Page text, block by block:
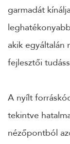
garmadát
akik egyáltalán
fejlesztői
A nyílt
tekintve
nézőpontból